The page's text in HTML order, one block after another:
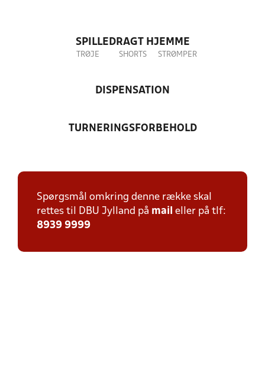
SPILLEDRAGT HJEMME
TRØJE SHORTS STRØMPER
DISPENSATION
TURNERINGSFORBEHOLD
Spørgsmål omkring denne række skal
rettes til DBU Jylland på mail eller på tlf:
8939 9999